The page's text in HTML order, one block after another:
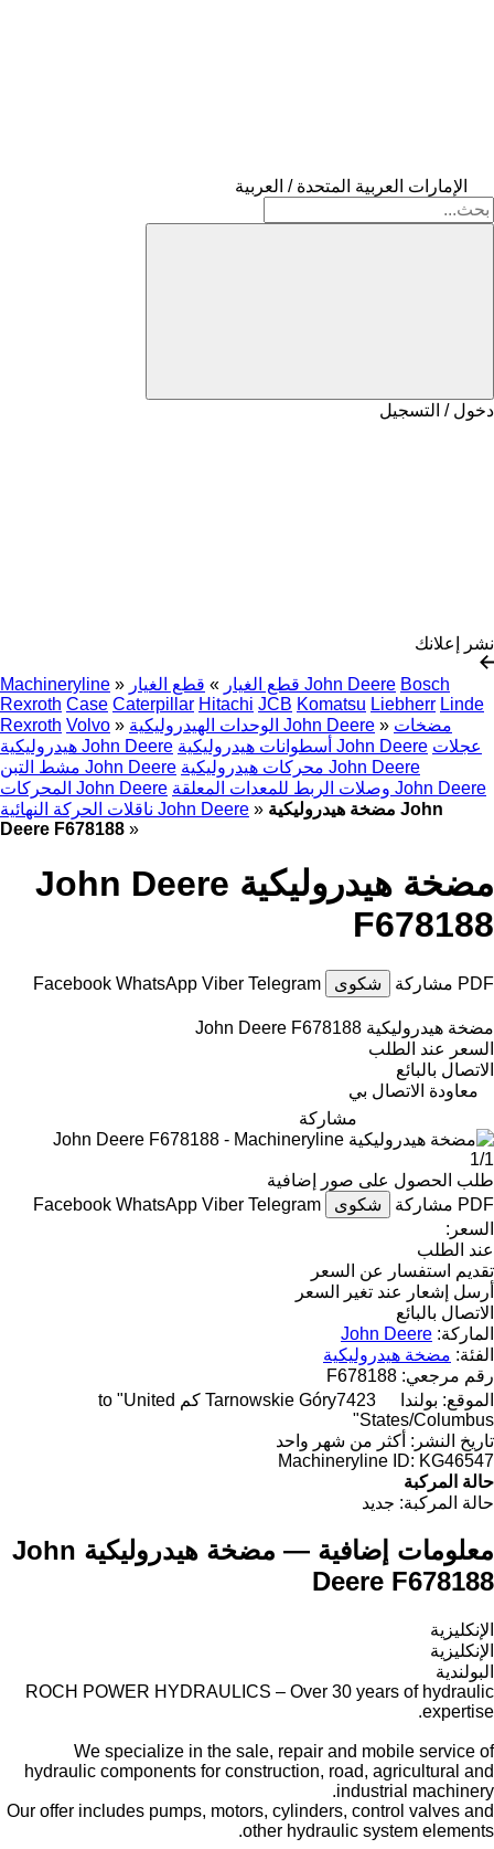
الإمارات العربية المتحدة / العربية
دخول / التسجيل
نشر إعلانك
Machineryline » قطع الغيار » قطع الغيار John Deere Bosch
Rexroth Case Caterpillar Hitachi JCB Komatsu Liebherr Linde
Rexroth Volvo » الوحدات الهيدروليكية John Deere » مضخات
هيدروليكية John Deere
أسطوانات هيدروليكية John Deere عجلات
مشط التبن John Deere
محركات هيدروليكية John Deere
المحركات John Deere
وصلات الربط للمعدات المعلقة John Deere
ناقلات الحركة النهائية John Deere » مضخة هيدروليكية John
Deere F678188 »
مضخة هيدروليكية John Deere
F678188
PDF مشاركة شكوى Facebook WhatsApp Viber Telegram
مضخة هيدروليكية John Deere F678188
السعر عند الطلب
الاتصال بالبائع
معاودة الاتصال بي
مشاركة
1/1
طلب الحصول على صور إضافية
PDF مشاركة شكوى Facebook WhatsApp Viber Telegram
السعر:
عند الطلب
تقديم استفسار عن السعر
أرسل إشعار عند تغير السعر
الاتصال بالبائع
الماركة: John Deere
الفئة: مضخة هيدروليكية
رقم مرجعي: F678188
الموقع: بولندا Tarnowskie Góry
7423 كم to "United
States/Columbus"
تاريخ النشر: أكثر من شهر واحد
Machineryline ID: KG46547
حالة المركبة
حالة المركبة: جديد
معلومات إضافية — مضخة هيدروليكية John
Deere F678188
الإنكليزية
الإنكليزية
البولندية
ROCH POWER HYDRAULICS – Over 30 years of hydraulic
expertise.
We specialize in the sale, repair and mobile service of
hydraulic components for construction, road, agricultural and
industrial machinery.
Our offer includes pumps, motors, cylinders, control valves and
other hydraulic system elements.